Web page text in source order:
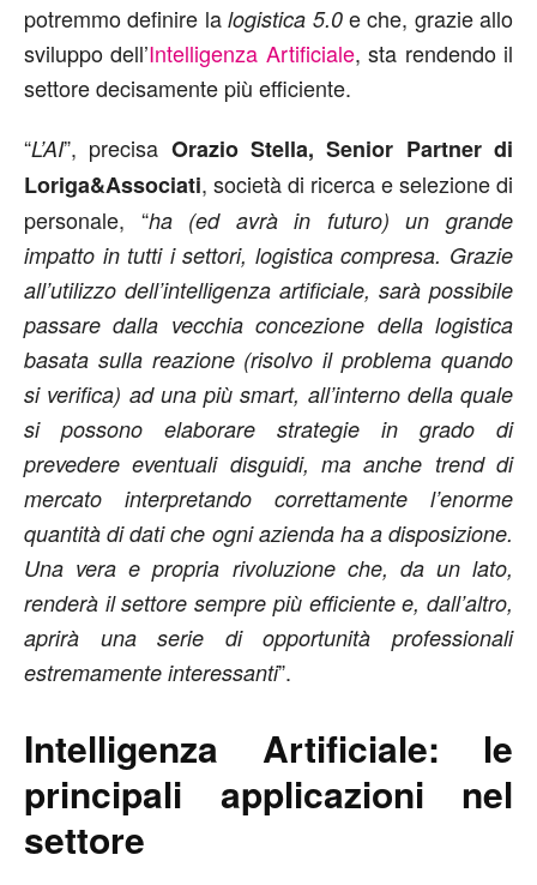
potremmo definire lalogistica 5.0e che, grazie allo
sviluppo dell’Intelligenza Artificiale, sta rendendo il
settore decisamente più efficiente.
“L’AI”, precisa Orazio Stella, Senior Partner di
Loriga&Associati, società di ricerca e selezione di
personale, “ha (ed avrà in futuro) un grande
impatto in tutti i settori, logistica compresa. Grazie
all’utilizzo dell’intelligenza artificiale, sarà possibile
passare dalla vecchia concezione della logistica
basata sulla reazione (risolvo il problema quando
si verifica) ad una più smart, all’interno della quale
si possono elaborare strategie in grado di
prevedere eventuali disguidi, ma anche trend di
mercato interpretando correttamente l’enorme
quantità di dati che ogni azienda ha a disposizione.
Una vera e propria rivoluzione che, da un lato,
renderà il settore sempre più efficiente e, dall’altro,
aprirà una serie di opportunità professionali
estremamente interessanti”.
Intelligenza Artificiale: le
principali applicazioni nel
settore